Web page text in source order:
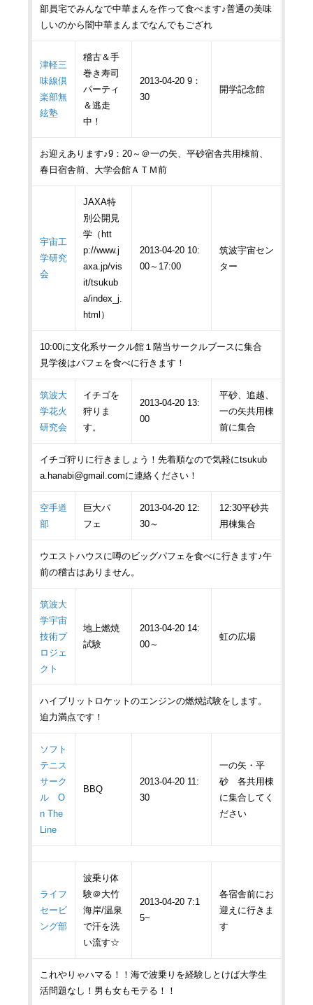
部員宅でみんなで中華まんを作って食べます♪普通の美味
しいのから闇中華まんまでなんでもござれ
津軽三
味線倶
楽部無
絃塾
稽古＆手
巻き寿司
パーティ
＆逃走
中！
2013-04-20 9：
30
開学記念館
お迎えあります♪9：20～＠一の矢、平砂宿舎共用棟前、
春日宿舎前、大学会館ＡＴＭ前
宇宙工
学研究
会
JAXA特
別公開見
学（htt
p://www.j
axa.jp/vis
it/tsukub
a/index_j.
html）
2013-04-20 10:
00～17:00
筑波宇宙セン
ター
10:00に文化系サークル館１階当サークルブースに集合
見学後はパフェを食べに行きます！
筑波大
学花火
研究会
イチゴを
狩りま
す。
2013-04-20 13:
00
平砂、追越、
一の矢共用棟
前に集合
イチゴ狩りに行きましょう！先着順なので気軽にtsukub
a.hanabi@gmail.comに連絡ください！
空手道
部
巨大パ
フェ
2013-04-20 12:
30～
12:30平砂共
用棟集合
ウエストハウスに噂のビッグパフェを食べに行きます♪午
前の稽古はありません。
筑波大
学宇宙
技術プ
ロジェ
クト
地上燃焼
試験
2013-04-20 14:
00～
虹の広場
ハイブリットロケットのエンジンの燃焼試験をします。
迫力満点です！
ソフト
テニス
サーク
ル O
n The
Line
BBQ
2013-04-20 11:
30
一の矢・平
砂 各共用棟
に集合してく
ださい
ライフ
セービ
ング部
波乗り体
験＠大竹
海岸/温泉
で汗を洗
い流す☆
2013-04-20 7:1
5~
各宿舎前にお
迎えに行きま
す
これやりゃハマる！！海で波乗りを経験しとけば大学生
活問題なし！男も女もモテる！！